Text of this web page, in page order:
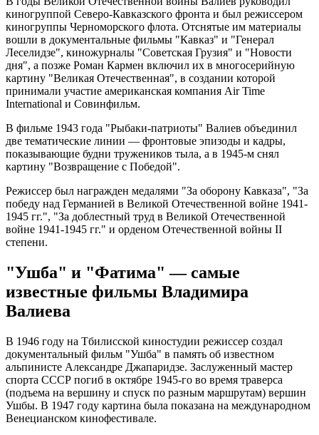
киногруппой Северо-Кавказского фронта и был режиссером
киногруппы Черноморского флота. Отснятые им материалы
вошли в документальные фильмы "Кавказ" и "Генерал
Леселидзе", киножурналы "Советская Грузия" и "Новости
дня", а позже Роман Кармен включил их в многосерийную
картину "Великая Отечественная", в создании которой
принимали участие американская компания Air Time
International и Совинфильм.
В фильме 1943 года "Рыбаки-патриоты" Валиев объединил
две тематические линии — фронтовые эпизоды и кадры,
показывающие будни тружеников тыла, а в 1945-м снял
картину "Возвращение с Победой".
Режиссер был награжден медалями "За оборону Кавказа", "За
победу над Германией в Великой Отечественной войне 1941-
1945 гг.", "За доблестный труд в Великой Отечественной
войне 1941-1945 гг." и орденом Отечественной войны II
степени.
"Ушба" и "Фатима" — самые
известные фильмы Владимира
Валиева
В 1946 году на Тбилисской киностудии режиссер создал
документальный фильм "Ушба" в память об известном
альпинисте Александре Джапаридзе. Заслуженный мастер
спорта СССР погиб в октябре 1945-го во время траверса
(подъема на вершину и спуск по разным маршрутам) вершин
Ушбы. В 1947 году картина была показана на международном
Венецианском кинофестивале.